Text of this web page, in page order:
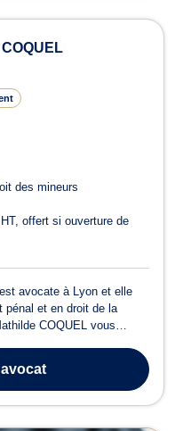
des mineurs
offert si ouverture de
avocate à Lyon et elle
pénal et en droit de la
COQUEL vous
pour la vie de